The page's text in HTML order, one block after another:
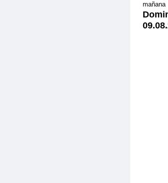
mañana